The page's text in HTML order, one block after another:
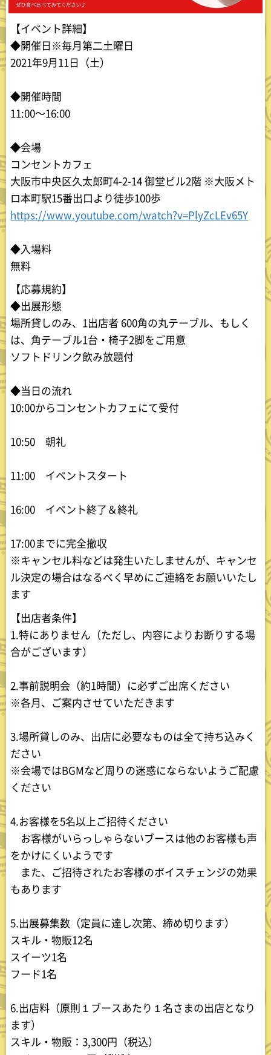
【イベント詳細】
◆開催日※毎月第二土曜日
2021年9月11日（土）
◆開催時間
11:00〜16:00
◆会場
コンセントカフェ
大阪市中央区久太郎町4-2-14 御堂ビル2階 ※大阪メト
ロ本町駅15番出口より徒歩100歩
https://www.youtube.com/watch?v=PlyZcLEv65Y
◆入場料
無料
【応募規約】
◆出展形態
場所貸しのみ、1出店者 600角の丸テーブル、もしく
は、角テーブル1台・椅子2脚をご用意
ソフトドリンク飲み放題付
◆当日の流れ
10:00からコンセントカフェにて受付
10:50 朝礼
11:00 イベントスタート
16:00 イベント終了＆終礼
17:00までに完全撤収
※キャンセル料などは発生いたしませんが、キャンセ
ル決定の場合はなるべく早めにご連絡をお願いいたし
ます
【出店者条件】
1.特にありません（ただし、内容によりお断りする場
合がございます）
2.事前説明会（約1時間）に必ずご出席ください
※各月、ご案内させていただきます
3.場所貸しのみ、出店に必要なものは全て持ち込みく
ださい
※会場ではBGMなど周りの迷惑にならないようご配慮
ください
4.お客様を5名以上ご招待ください
お客様がいらっしゃらないブースは他のお客様も声
をかけにくいようです
また、ご招待されたお客様のボイスチェンジの効果
もあります
5.出展募集数（定員に達し次第、締め切ります）
スキル・物販12名
スイーツ1名
フード1名
6.出店料（原則１ブースあたり１名さまの出店となり
ます）
スキル・物販：3,300円（税込）